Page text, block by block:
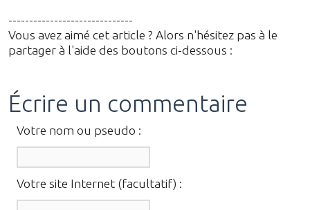
------------------------------
Vous avez aimé cet article ? Alors n'hésitez pas à le
partager à l'aide des boutons ci-dessous :
Écrire un commentaire
Votre nom ou pseudo :
Votre site Internet (facultatif) :